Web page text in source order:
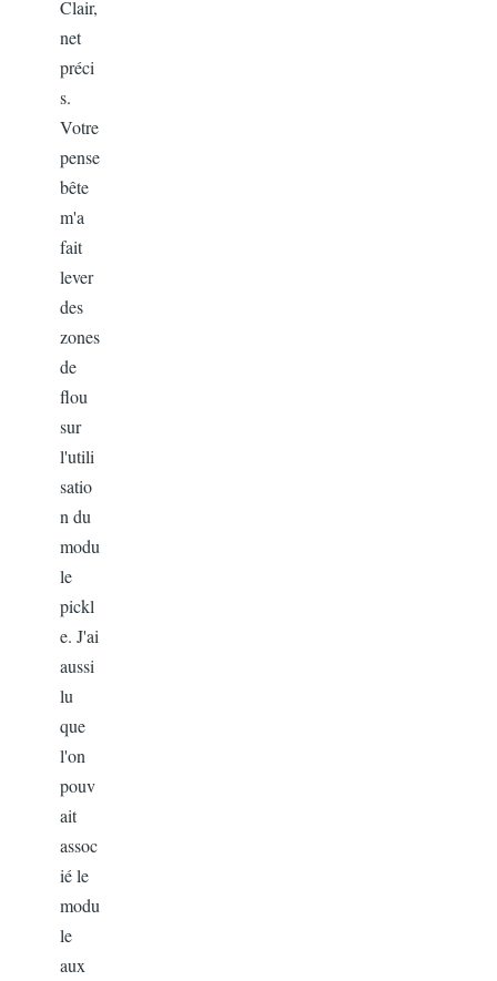
Clair,
net
préci
s.
Votre
pense
bête
m'a
fait
lever
des
zones
de
flou
sur
l'utili
satio
n du
modu
le
pickl
e. J'ai
aussi
lu
que
l'on
pouv
ait
assoc
ié le
modu
le
aux